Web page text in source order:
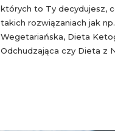
których to Ty decydujesz,
takich rozwiązaniach jak
Wegetariańska, Dieta
Odchudzająca czy Dieta z